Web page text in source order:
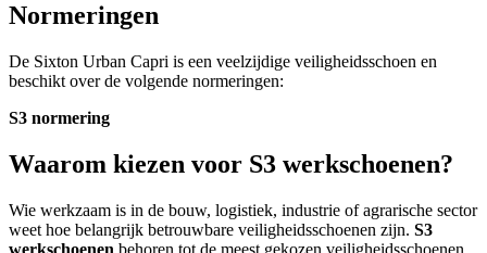
Normeringen
De Sixton Urban Capri is een veelzijdige veiligheidsschoen en
beschikt over de volgende normeringen:
S3 normering
Waarom kiezen voor S3 werkschoenen?
Wie werkzaam is in de bouw, logistiek, industrie of agrarische sector
weet hoe belangrijk betrouwbare veiligheidsschoenen zijn. S3
werkschoenen behoren tot de meest gekozen veiligheidsschoenen